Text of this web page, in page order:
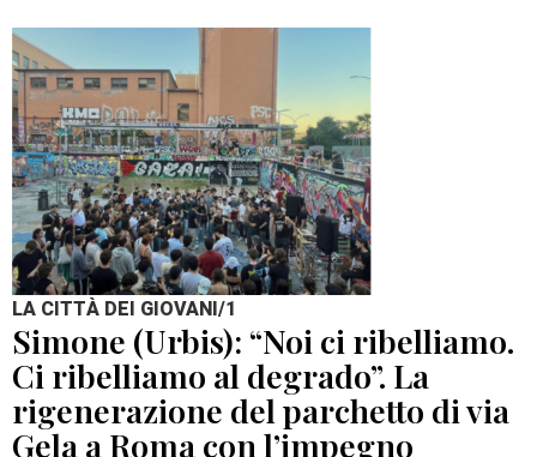
LA CITTÀ DEI GIOVANI/1
Simone (Urbis): “Noi ci ribelliamo.
Ci ribelliamo al degrado”. La
rigenerazione del parchetto di via
Gela a Roma con l’impegno